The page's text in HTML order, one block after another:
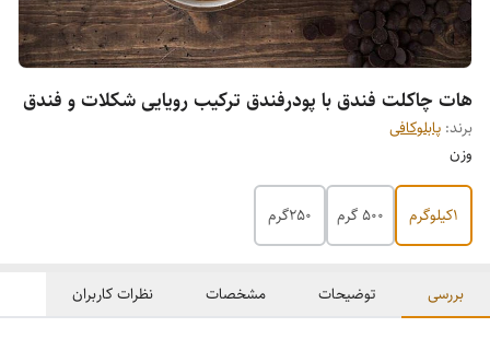
هات چاکلت فندق با پودرفندق ترکیب رویایی شکلات و فندق
برند: پابلوکافی
وزن
1کیلوگرم 500 گرم 250گرم
بررسی توضیحات مشخصات نظرات کاربران